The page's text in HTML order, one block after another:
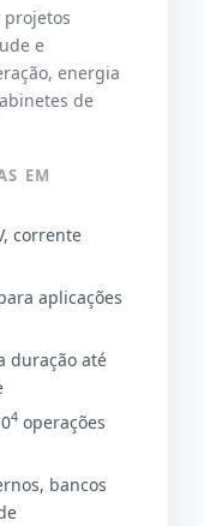
projetos
e
energia
de
EM
corrente
aplicações
duração até
4 operações
bancos